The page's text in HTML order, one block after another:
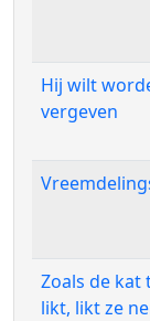
Hij wilt
vergeven
Zoals de kat
likt, likt ze